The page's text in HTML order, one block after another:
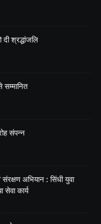
श्रद्धांजलि
सम्मानित
संपन्न
अभियान : सिंधी युवा
कार्य